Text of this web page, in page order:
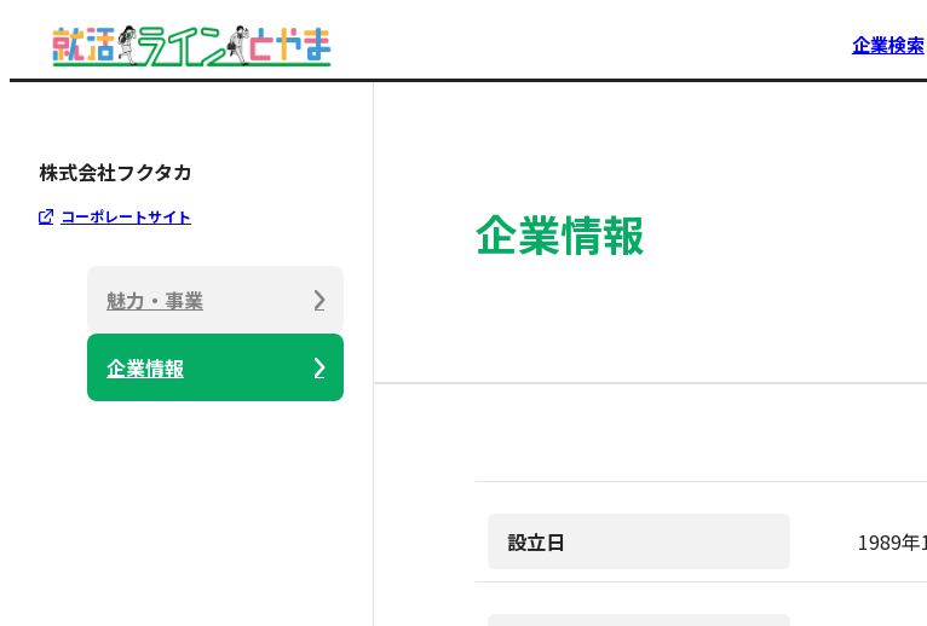
企業検索
株式会社フクタカ
コーポレートサイト
魅力・事業
企業情報
企業情報
設立日 1989年